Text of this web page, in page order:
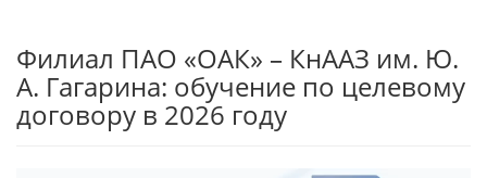
Филиал ПАО «ОАК» – КнААЗ им. Ю.
А. Гагарина: обучение по целевому
договору в 2026 году